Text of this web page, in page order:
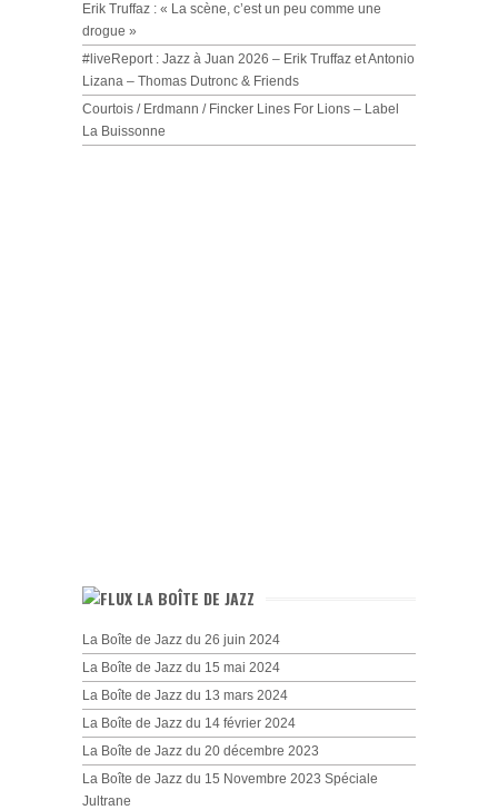
Erik Truffaz : « La scène, c’est un peu comme une
drogue »
#liveReport : Jazz à Juan 2026 – Erik Truffaz et Antonio
Lizana – Thomas Dutronc & Friends
Courtois / Erdmann / Fincker Lines For Lions – Label
La Buissonne
LA BOÎTE DE JAZZ
La Boîte de Jazz du 26 juin 2024
La Boîte de Jazz du 15 mai 2024
La Boîte de Jazz du 13 mars 2024
La Boîte de Jazz du 14 février 2024
La Boîte de Jazz du 20 décembre 2023
La Boîte de Jazz du 15 Novembre 2023 Spéciale
Jultrane